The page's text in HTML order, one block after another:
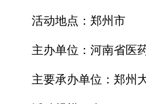
活动地点：郑州市
主办单位：河南省医
主要承办单位：郑州